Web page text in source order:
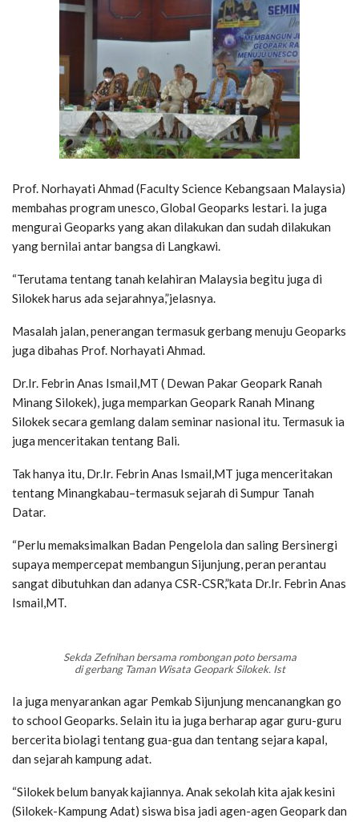
Prof. Norhayati Ahmad (Faculty Science Kebangsaan Malaysia)
membahas program unesco, Global Geoparks lestari. Ia juga
mengurai Geoparks yang akan dilakukan dan sudah dilakukan
yang bernilai antar bangsa di Langkawi.
“Terutama tentang tanah kelahiran Malaysia begitu juga di
Silokek harus ada sejarahnya,”jelasnya.
Masalah jalan, penerangan termasuk gerbang menuju Geoparks
juga dibahas Prof. Norhayati Ahmad.
Dr.Ir. Febrin Anas Ismail,MT ( Dewan Pakar Geopark Ranah
Minang Silokek), juga memparkan Geopark Ranah Minang
Silokek secara gemlang dalam seminar nasional itu. Termasuk ia
juga menceritakan tentang Bali.
Tak hanya itu, Dr.Ir. Febrin Anas Ismail,MT juga menceritakan
tentang Minangkabau–termasuk sejarah di Sumpur Tanah
Datar.
“Perlu memaksimalkan Badan Pengelola dan saling Bersinergi
supaya mempercepat membangun Sijunjung, peran perantau
sangat dibutuhkan dan adanya CSR-CSR,”kata Dr.Ir. Febrin Anas
Ismail,MT.
Sekda Zefnihan bersama rombongan poto bersama
di gerbang Taman Wisata Geopark Silokek. Ist
Ia juga menyarankan agar Pemkab Sijunjung mencanangkan go
to school Geoparks. Selain itu ia juga berharap agar guru-guru
bercerita biolagi tentang gua-gua dan tentang sejara kapal,
dan sejarah kampung adat.
“Silokek belum banyak kajiannya. Anak sekolah kita ajak kesini
(Silokek-Kampung Adat) siswa bisa jadi agen-agen Geopark dan